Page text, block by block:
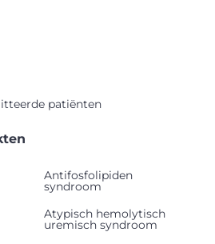
patiënten
Antifosfolipiden
syndroom
Atypisch hemolytisch
uremisch syndroom